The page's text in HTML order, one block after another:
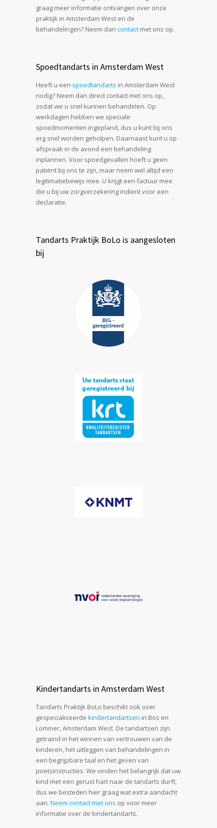
graag meer informatie ontvangen over onze
praktijk in Amsterdam West en de
behandelingen? Neem dan contact met ons op.
Spoedtandarts in Amsterdam West
Heeft u een spoedtandarts in Amsterdam West
nodig? Neem dan direct contact met ons op,
zodat we u snel kunnen behandelen. Op
werkdagen hebben we speciale
spoedmomenten ingepland, dus u kunt bij ons
erg snel worden geholpen. Daarnaast kunt u op
afspraak in de avond een behandeling
inplannen. Voor spoedgevallen hoeft u geen
patiënt bij ons te zijn, maar neem wel altijd een
legitimatiebewijs mee. U krijgt een factuur mee
die u bij uw zorgverzekering indient voor een
declaratie.
Tandarts Praktijk BoLo is aangesloten
bij
Kindertandarts in Amsterdam West
Tandarts Praktijk BoLo beschikt ook over
gespecialiseerde kindertandartsen in Bos en
Lommer, Amsterdam West. De tandartsen zijn
getraind in het winnen van vertrouwen van de
kinderen, het uitleggen van behandelingen in
een begrijpbare taal en het geven van
poetsinstructies. We vinden het belangrijk dat uw
kind met een gerust hart naar de tandarts durft,
dus we besteden hier graag wat extra aandacht
aan. Neem contact met ons op voor meer
informatie over de kindertandarts.